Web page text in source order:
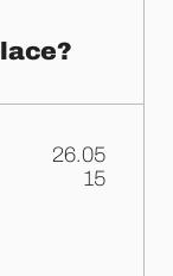
26.05
.15